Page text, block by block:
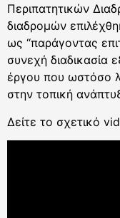
Περιπατητικών
διαδρομών
ως “παράγοντας
συνεχή διαδικασία
έργου που ωστόσο
στην τοπική
Δείτε το σχετικό